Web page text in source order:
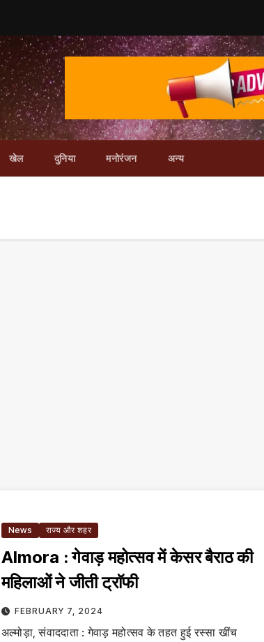
खेल दुनिया मनोरंजन अन्य
News राज्य और शहर
Almora : गेवाड़ महोत्सव में केसर बैराठ की
महिलाओं ने जीती ट्राॅफी
FEBRUARY 7, 2024
अल्मोड़ा, संवाददाता : गेवाड़ महोत्सव के तहत हुई रस्सा खींच